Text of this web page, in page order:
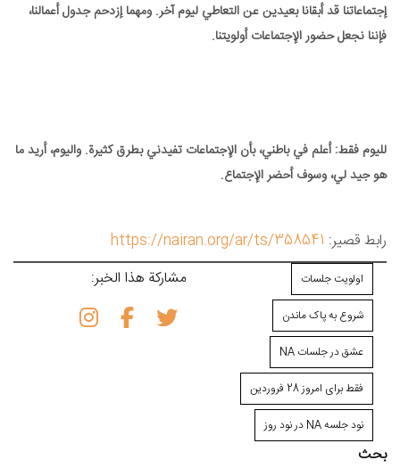
إجتماعاتنا قد أبقانا بعيدين عن التعاطي ليوم آخر. ومهما إزدحم جدول أعمالنا،
فإننا نجعل حضور الإجتماعات أولويتنا.
لليوم فقط: أعلم في باطني، بأن الإجتماعات تفيدني بطرق كثيرة. واليوم، أريد ما
هو جيد لي، وسوف أحضر الإجتماع.
رابط قصير: https://nairan.org/ar/ts/358541
اولویت جلسات
شروع به پاک ماندن
عشق در جلسات NA
فقط برای امروز 28 فروردین
نود جلسه NA در نود روز
مشاركة هذا الخبر:
بحث